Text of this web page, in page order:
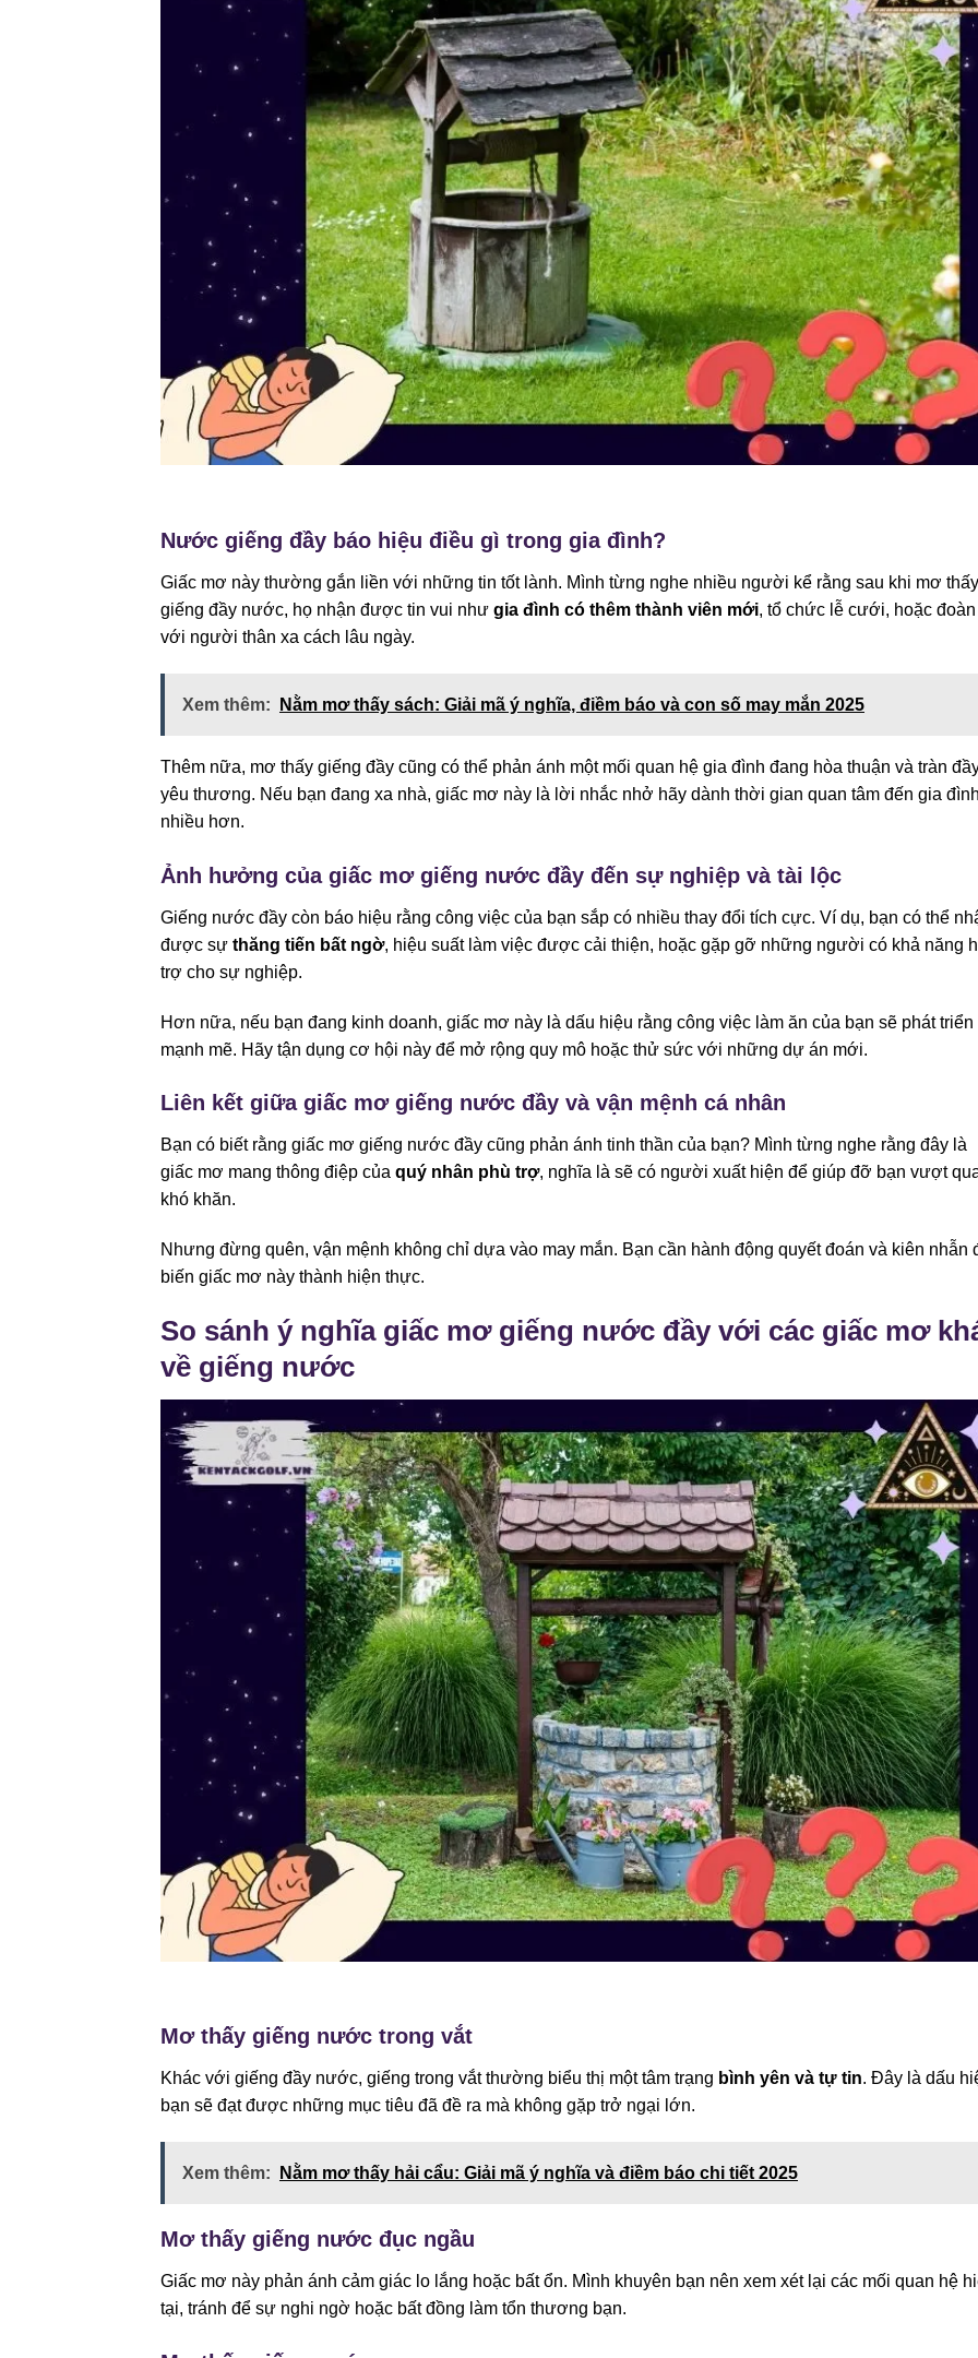
Nước giếng đầy báo hiệu điều gì trong gia đình?
Giấc mơ này thường gắn liền với những tin tốt lành. Mình từng nghe nhiều người kể rằng sau khi mơ thấy
giếng đầy nước, họ nhận được tin vui như gia đình có thêm thành viên mới, tổ chức lễ cưới, hoặc đoàn
với người thân xa cách lâu ngày.
Xem thêm: Nằm mơ thấy sách: Giải mã ý nghĩa, điềm báo và con số may mắn 2025
Thêm nữa, mơ thấy giếng đầy cũng có thể phản ánh một mối quan hệ gia đình đang hòa thuận và tràn
yêu thương. Nếu bạn đang xa nhà, giấc mơ này là lời nhắc nhở hãy dành thời gian quan tâm đến gia
nhiều hơn.
Ảnh hưởng của giấc mơ giếng nước đầy đến sự nghiệp và tài lộc
Giếng nước đầy còn báo hiệu rằng công việc của bạn sắp có nhiều thay đổi tích cực. Ví dụ, bạn có thể
được sự thăng tiến bất ngờ, hiệu suất làm việc được cải thiện, hoặc gặp gỡ những người có khả năng
trợ cho sự nghiệp.
Hơn nữa, nếu bạn đang kinh doanh, giấc mơ này là dấu hiệu rằng công việc làm ăn của bạn sẽ phát triển
mạnh mẽ. Hãy tận dụng cơ hội này để mở rộng quy mô hoặc thử sức với những dự án mới.
Liên kết giữa giấc mơ giếng nước đầy và vận mệnh cá nhân
Bạn có biết rằng giấc mơ giếng nước đầy cũng phản ánh tinh thần của bạn? Mình từng nghe rằng đây là
giấc mơ mang thông điệp của quý nhân phù trợ, nghĩa là sẽ có người xuất hiện để giúp đỡ bạn vượt
khó khăn.
Nhưng đừng quên, vận mệnh không chỉ dựa vào may mắn. Bạn cần hành động quyết đoán và kiên nhẫn
biến giấc mơ này thành hiện thực.
So sánh ý nghĩa giấc mơ giếng nước đầy với các giấc mơ
về giếng nước
Mơ thấy giếng nước trong vắt
Khác với giếng đầy nước, giếng trong vắt thường biểu thị một tâm trạng bình yên và tự tin. Đây là dấu
bạn sẽ đạt được những mục tiêu đã đề ra mà không gặp trở ngại lớn.
Xem thêm: Nằm mơ thấy hải cẩu: Giải mã ý nghĩa và điềm báo chi tiết 2025
Mơ thấy giếng nước đục ngầu
Giấc mơ này phản ánh cảm giác lo lắng hoặc bất ổn. Mình khuyên bạn nên xem xét lại các mối quan hệ
tại, tránh để sự nghi ngờ hoặc bất đồng làm tổn thương bạn.